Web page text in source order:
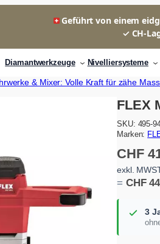
Geführt von einem
✓ CH-
Diamantwerkzeuge Nivelliersysteme
& Mixer: Volle Kraft für zähe
FLEX
CHF
exkl.
= CHF
3
SKU: 495-
Marken: